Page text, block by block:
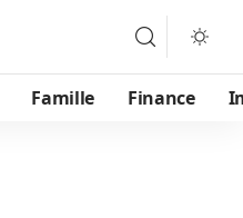
Famille Finance